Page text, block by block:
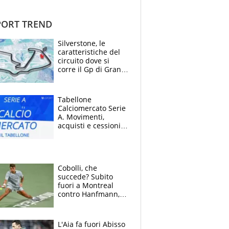
TREND
Silverstone, le
caratteristiche del
circuito dove si
corre il Gp di Gran
Tabellone
Calciomercato Serie
A. Movimenti,
acquisti e cessioni:
Cobolli, che
succede? Subito
fuori a Montreal
contro Hanfmann,
L'Aia fa fuori Abisso